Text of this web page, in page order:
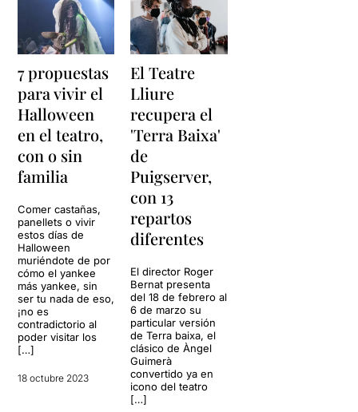
7 propuestas
para vivir el
Halloween
en el teatro,
con o sin
familia
Comer castañas,
panellets o vivir
estos días de
Halloween
muriéndote de por
cómo el yankee
más yankee, sin
ser tu nada de eso,
¡no es
contradictorio al
poder visitar los
[…]
18 octubre 2023
El Teatre
Lliure
recupera el
'Terra Baixa'
de
Puigserver,
con 13
repartos
diferentes
El director Roger
Bernat presenta
del 18 de febrero al
6 de marzo su
particular versión
de Terra baixa, el
clásico de Àngel
Guimerà
convertido ya en
icono del teatro
[…]